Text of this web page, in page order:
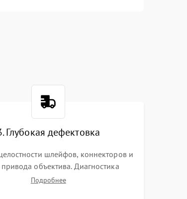
Глубокая дефектовка
шлейфов, коннекторов и
объектива. Диагностика
платы, цепей питания и
Подробнее